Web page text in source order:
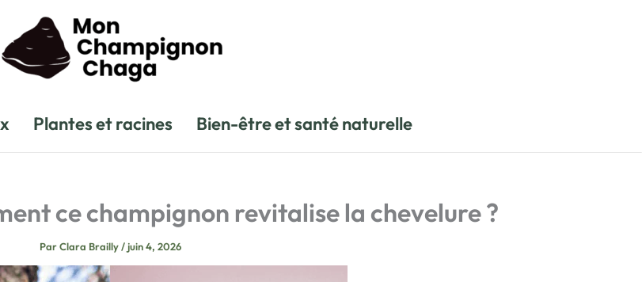
Plantes et racines Bien-être et santé naturelle
ce champignon revitalise la chevelure ?
ParClara Brailly/ juin 4, 2026